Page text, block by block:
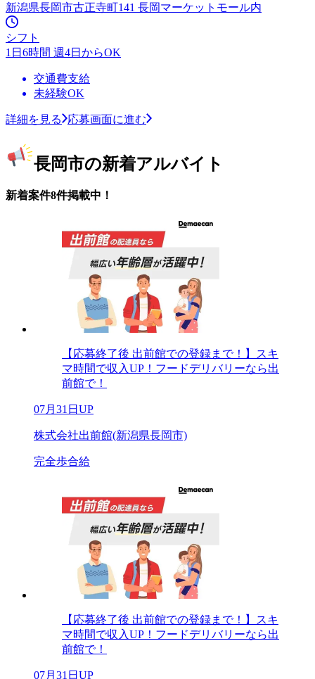
新潟県長岡市古正寺町141 長岡マーケットモール内
シフト
1日6時間 週4日からOK
交通費支給
未経験OK
詳細を見る 応募画面に進む
長岡市の新着アルバイト
新着案件8件掲載中！
【応募終了後 出前館での登録まで！】スキ
マ時間で収入UP！フードデリバリーなら出
前館で！
07月31日UP
株式会社出前館(新潟県長岡市)
完全歩合給
【応募終了後 出前館での登録まで！】スキ
マ時間で収入UP！フードデリバリーなら出
前館で！
07月31日UP